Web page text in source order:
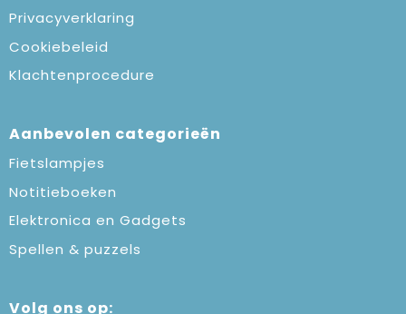
Privacyverklaring
Cookiebeleid
Klachtenprocedure
Aanbevolen categorieën
Fietslampjes
Notitieboeken
Elektronica en Gadgets
Spellen & puzzels
Volg ons op: